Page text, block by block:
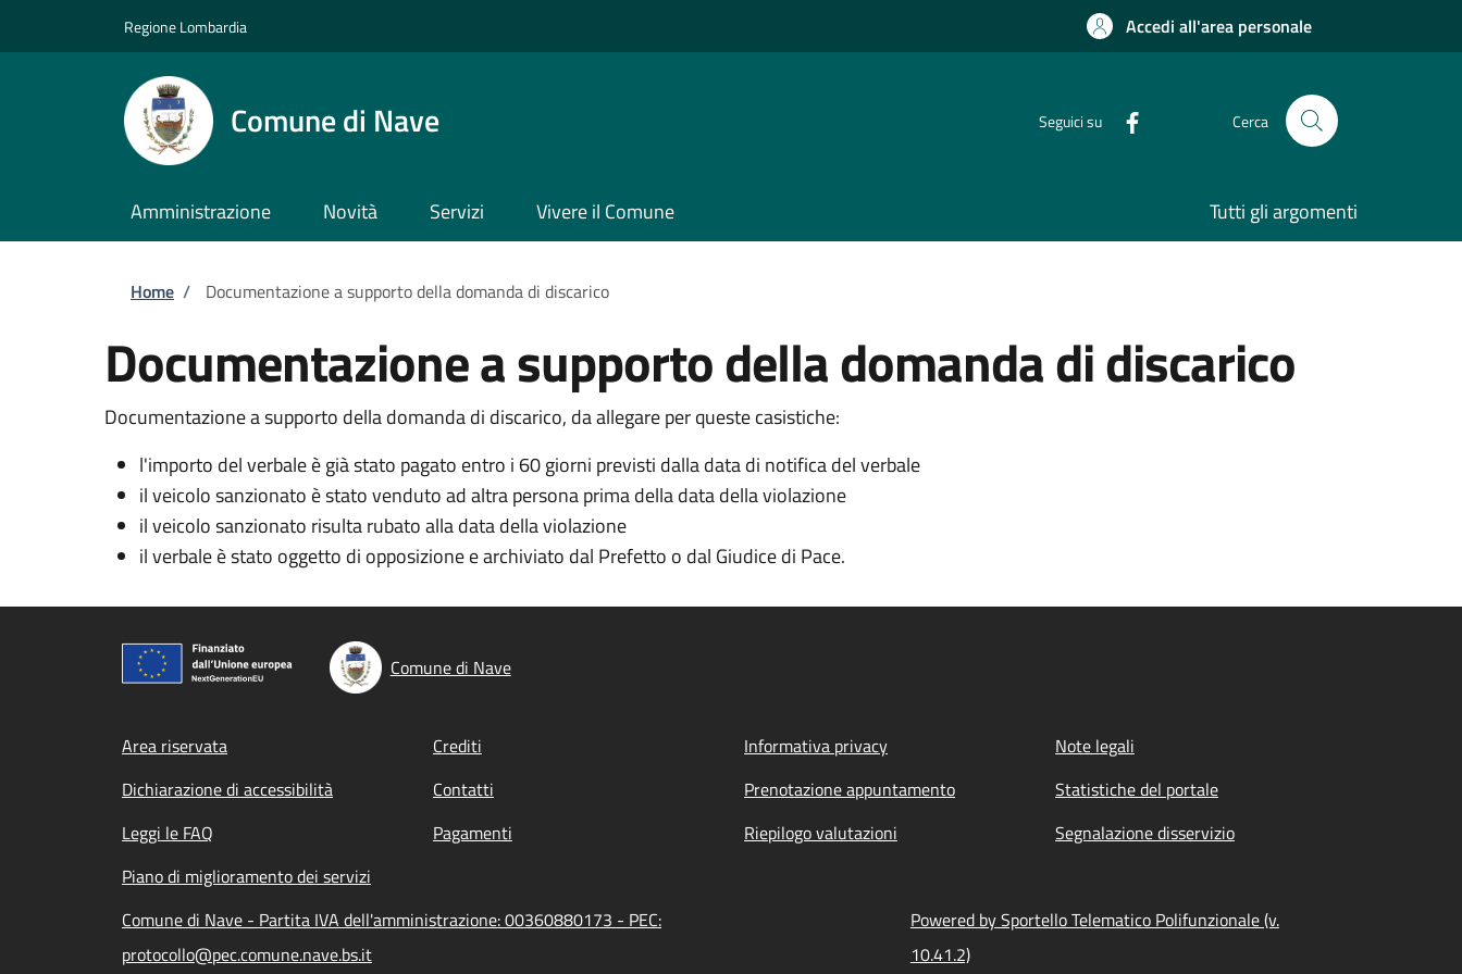
Regione Lombardia Accedi all'area personale
Comune di Nave Seguici su Cerca
Amministrazione Novità Servizi Vivere il Comune Tutti gli argomenti
Briciole di pane
Home / Documentazione a supporto della domanda di discarico
Documentazione a supporto della domanda di discarico
Documentazione a supporto della domanda di discarico, da allegare per queste casistiche:
l'importo del verbale è già stato pagato entro i 60 giorni previsti dalla data di notifica del verbale
il veicolo sanzionato è stato venduto ad altra persona prima della data della violazione
il veicolo sanzionato risulta rubato alla data della violazione
il verbale è stato oggetto di opposizione e archiviato dal Prefetto o dal Giudice di Pace.
Comune di Nave
Footer menu
Area riservata Crediti Informativa privacy
Note legali
Dichiarazione di accessibilità
Contatti Prenotazione appuntamento
Statistiche del portale
Leggi le FAQ
Pagamenti Riepilogo valutazioni
Segnalazione disservizio
Piano di miglioramento dei servizi
Comune di Nave - Partita IVA dell'amministrazione: 00360880173 - PEC:
protocollo@pec.comune.nave.bs.it
Powered by Sportello Telematico Polifunzionale (v.
10.41.2)